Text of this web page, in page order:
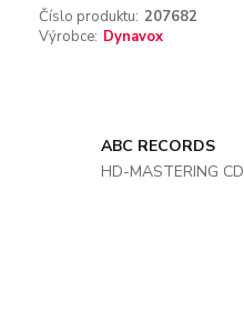
Číslo produktu: 207682
Výrobce: Dynavox
ABC RECORDS
HD-MASTERING CD